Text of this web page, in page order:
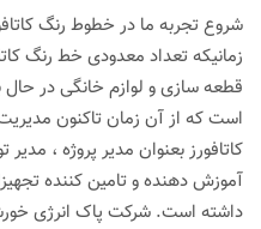
زمانیکه تعداد معدودی خط رنگ
قطعه سازی و لوازم خانگی در حال
است که از آن زمان تاکنون
کاتافورز بعنوان مدیر پروژه ، مدیر
آموزش دهنده و تامین کننده
داشته است. شرکت پاک انرژی